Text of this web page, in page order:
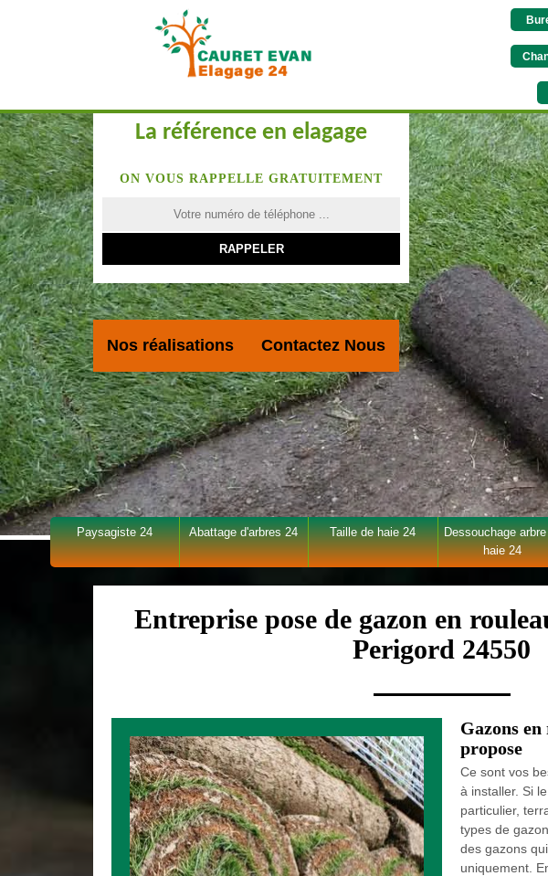
La référence en elagage
ON VOUS RAPPELLE GRATUITEMENT
Nos réalisations Contactez Nous
Paysagiste 24 Abattage d'arbres 24 Taille de haie 24
Dessouchage
haie 24
Entreprise pose de gazon en
Perigord 24550
Gazons
propose
Ce sont vos
à installer. Si
particulier,
types de
des gazons
uniquement.